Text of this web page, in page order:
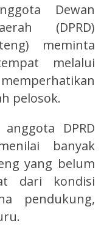
Dewan
(DPRD)
meminta
melalui
pelosok.
DPRD
banyak
yang belum
dari kondisi
pendukung,